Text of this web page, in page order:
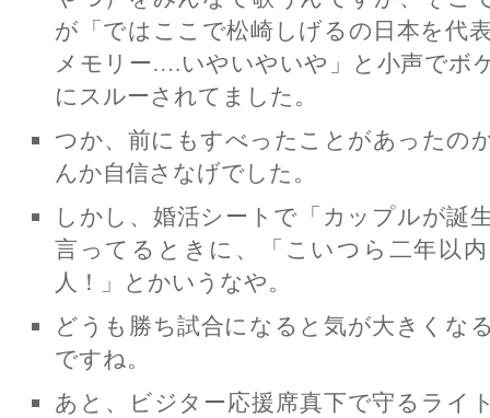
が「ではここで松崎しげるの日本を代
メモリー….いやいやいや」と小声でボ
にスルーされてました。
つか、前にもすべったことがあったの
んか自信さなげでした。
しかし、婚活シートで「カップルが誕
言ってるときに、「こいつら二年以
人！」とかいうなや。
どうも勝ち試合になると気が大きくな
ですね。
あと、ビジター応援席真下で守るライ